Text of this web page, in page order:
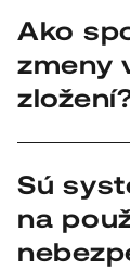
prevádzky,
procesu –
Ako
zmeny
možné
prašnosti a
Sú
na